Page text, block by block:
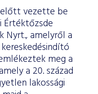
vezette be
Értéktőzsde
Nyrt., amelyről a
meg a
a 20. század
lakossági